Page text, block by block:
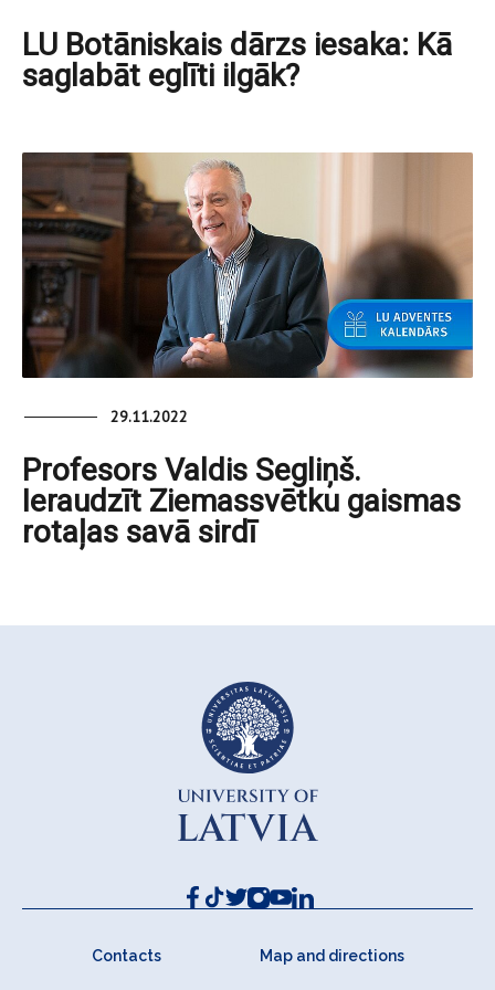
LU Botāniskais dārzs iesaka: Kā
saglabāt eglīti ilgāk?
29.11.2022
Profesors Valdis Segliņš.
Ieraudzīt Ziemassvētku gaismas
rotaļas savā sirdī
Contacts Map and directions